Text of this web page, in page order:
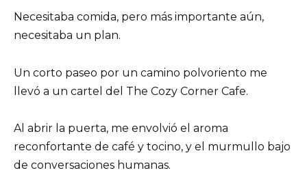
Necesitaba comida, pero más importante aún,
necesitaba un plan.
Un corto paseo por un camino polvoriento me
llevó a un cartel del The Cozy Corner Cafe.
Al abrir la puerta, me envolvió el aroma
reconfortante de café y tocino, y el murmullo bajo
de conversaciones humanas.